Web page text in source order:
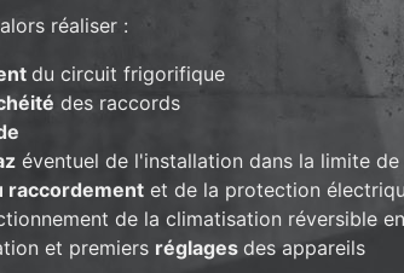
réaliser :
du circuit frigorifique
des raccords
éventuel de l'installation dans la limite
raccordement et de la protection
de la climatisation réversible
et premiers réglages des appareils